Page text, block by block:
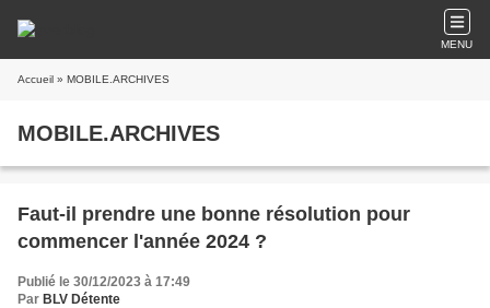
MENU
Accueil » MOBILE.ARCHIVES
MOBILE.ARCHIVES
Faut-il prendre une bonne résolution pour
commencer l'année 2024 ?
Publié le 30/12/2023 à 17:49
Par BLV Détente